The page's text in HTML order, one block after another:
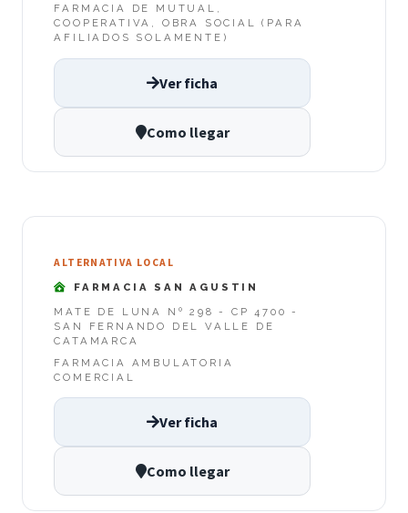
FARMACIA DE MUTUAL,
COOPERATIVA, OBRA SOCIAL (PARA
AFILIADOS SOLAMENTE)
Ver ficha
Como llegar
ALTERNATIVA LOCAL
FARMACIA SAN AGUSTIN
MATE DE LUNA Nº 298 - CP 4700 -
SAN FERNANDO DEL VALLE DE
CATAMARCA
FARMACIA AMBULATORIA
COMERCIAL
Ver ficha
Como llegar